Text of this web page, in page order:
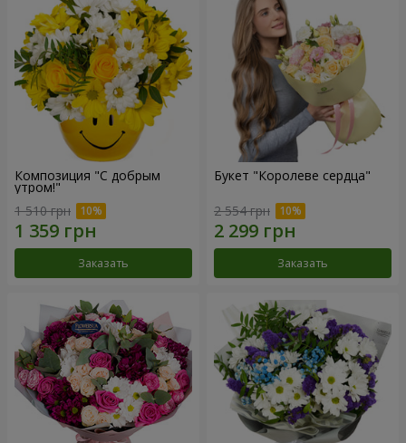
Композиция "С добрым
утром!"
1 510 грн
Заказать
Букет "Королеве сердца"
2 554 грн
Заказать